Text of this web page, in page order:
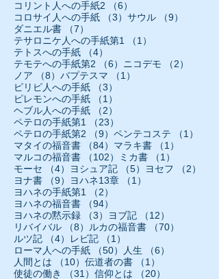
コリント人への手紙2 （6）
コロサイ人への手紙
（3） 3件の記事
サウル （9）
ダニエル書
（7）
テサロニケ人への手紙第1
（1）
テトスへの手紙
（4）
テモテへの手紙第2
（6） 6件の記事
ニコデモ （2）
ノア
（8） 8件の記事
バプテスマ （1）
ピリピ人への手紙
（3）
ピレモンへの手紙
（1）
ヘブル人への手紙
（2）
ペテロの手紙第1
（23）
ペテロの手紙第2
（9） 9件の記事
ペンテコステ （1）
マタイの福音書
（84） 84件の記事
マラキ書 （1）
マルコの福音書
（102） 102件の記事
ミカ書 （1）
モーセ
（4） 4件の記事
ヨシュア記 （5） 5件の記事
ヨセフ （2）
ヨナ書
（9） 9件の記事
ヨハネ13章 （1）
ヨハネの手紙第1
（2）
ヨハネの福音書
（94）
ヨハネの黙示録
（3） 3件の記事
ヨブ記 （12）
リバイバル
（8） 8件の記事
ルカの福音書 （70）
ルツ記
（4） 4件の記事
レビ記 （1）
ローマ人への手紙
（50） 50件の記事
人生 （6）
人間とは
（10） 10件の記事
伝道者の書 （1）
使徒の働き
（31） 31件の記事
信仰とは （20）